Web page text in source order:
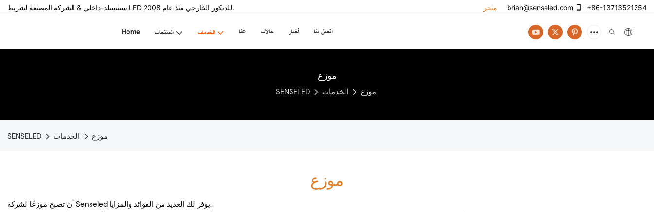
سينسيلد-داخلي & الشركة المصنعة لشريط LED للديكور الخارجي منذ عام 2008. brian@senseled.com +86-13713521254
Home المنتجات الخدمات عنا حالات أخبار اتصل بنا
موزع
SENSELED الخدمات موزع
SENSELED الخدمات موزع
موزع
أن تصبح موزعًا لشركة Senseled يوفر لك العديد من الفوائد والمزايا.